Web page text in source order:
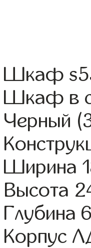
Шкаф
Шкаф в
Черный
Ширина
Высота
Глубина
Корпус